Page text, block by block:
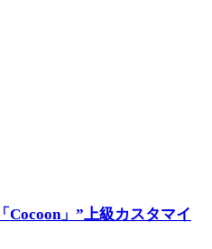
Cocoon」”上級カスタマイ